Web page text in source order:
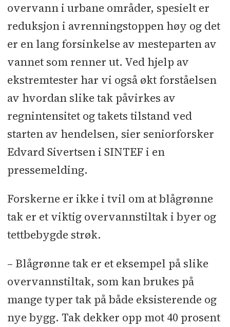
overvann i urbane områder, spesielt er
reduksjon i avrenningstoppen høy og det
er en lang forsinkelse av mesteparten av
vannet som renner ut. Ved hjelp av
ekstremtester har vi også økt forståelsen
av hvordan slike tak påvirkes av
regnintensitet og takets tilstand ved
starten av hendelsen, sier seniorforsker
Edvard Sivertsen i SINTEF i en
pressemelding.
Forskerne er ikke i tvil om at blågrønne
tak er et viktig overvannstiltak i byer og
tettbebygde strøk.
– Blågrønne tak er et eksempel på slike
overvannstiltak, som kan brukes på
mange typer tak på både eksisterende og
nye bygg. Tak dekker opp mot 40 prosent